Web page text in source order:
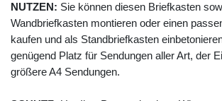
NUTZEN: Sie können diesen Briefkasten
Wandbriefkasten montieren oder einen
kaufen und als Standbriefkasten
genügend Platz für Sendungen aller Art, der
größere A4 Sendungen.